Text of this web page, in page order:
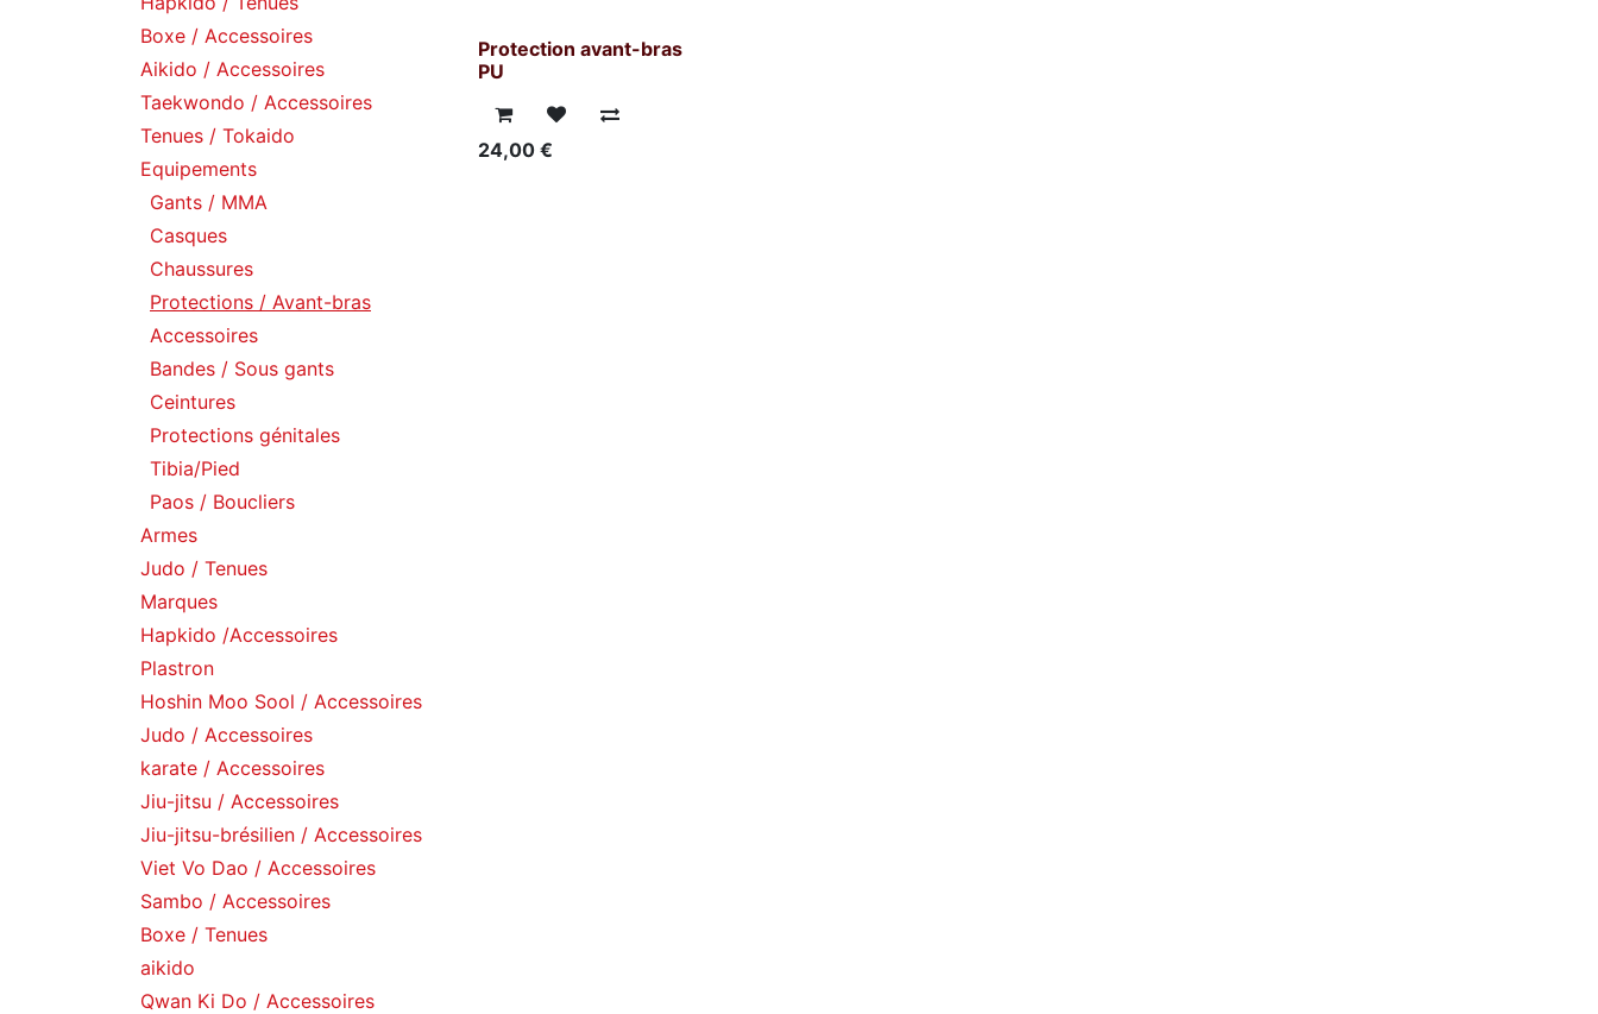
Boxe / Accessoires
Aikido / Accessoires
Taekwondo / Accessoires
Tenues / Tokaido
Equipements
Gants / MMA
Casques
Chaussures
Protections / Avant-bras
Accessoires
Bandes / Sous gants
Ceintures
Protections génitales
Tibia/Pied
Paos / Boucliers
Armes
Judo / Tenues
Marques
Hapkido /Accessoires
Plastron
Hoshin Moo Sool / Accessoires
Judo / Accessoires
karate / Accessoires
Jiu-jitsu / Accessoires
Jiu-jitsu-brésilien / Accessoires
Viet Vo Dao / Accessoires
Sambo / Accessoires
Boxe / Tenues
aikido
Qwan Ki Do / Accessoires
Protection avant-bras
PU
24,00 €